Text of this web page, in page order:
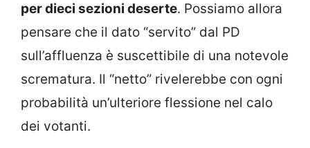
per dieci sezioni deserte. Possiamo allora
pensare che il dato “servito” dal PD
sull’affluenza è suscettibile di una notevole
scrematura. Il “netto” rivelerebbe con ogni
probabilità un’ulteriore flessione nel calo
dei votanti.